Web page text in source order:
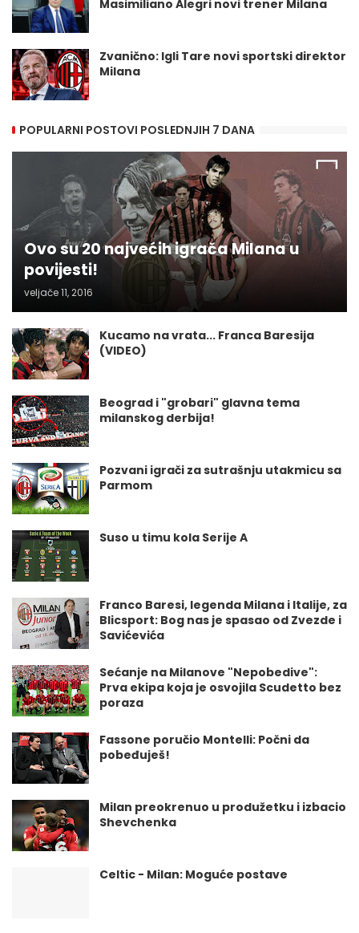
Masimiliano Alegri novi trener Milana
Zvanično: Igli Tare novi sportski direktor
Milana
POPULARNI POSTOVI POSLEDNJIH 7 DANA
Ovo su 20 najvećih igrača Milana u
povijesti!
veljače 11, 2016
Kucamo na vrata... Franca Baresija
(VIDEO)
Beograd i "grobari" glavna tema
milanskog derbija!
Pozvani igrači za sutrašnju utakmicu sa
Parmom
Suso u timu kola Serije A
Franco Baresi, legenda Milana i Italije, za
Blicsport: Bog nas je spasao od Zvezde i
Savićevića
Sećanje na Milanove "Nepobedive":
Prva ekipa koja je osvojila Scudetto bez
poraza
Fassone poručio Montelli: Počni da
pobeđuješ!
Milan preokrenuo u produžetku i izbacio
Shevchenka
Celtic - Milan: Moguće postave